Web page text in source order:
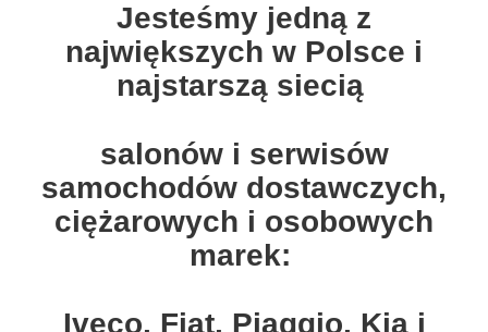
Jesteśmy jedną z
największych w Polsce i
najstarszą siecią
salonów i serwisów
samochodów dostawczych,
ciężarowych i osobowych
marek:
Iveco, Fiat, Piaggio, Kia i